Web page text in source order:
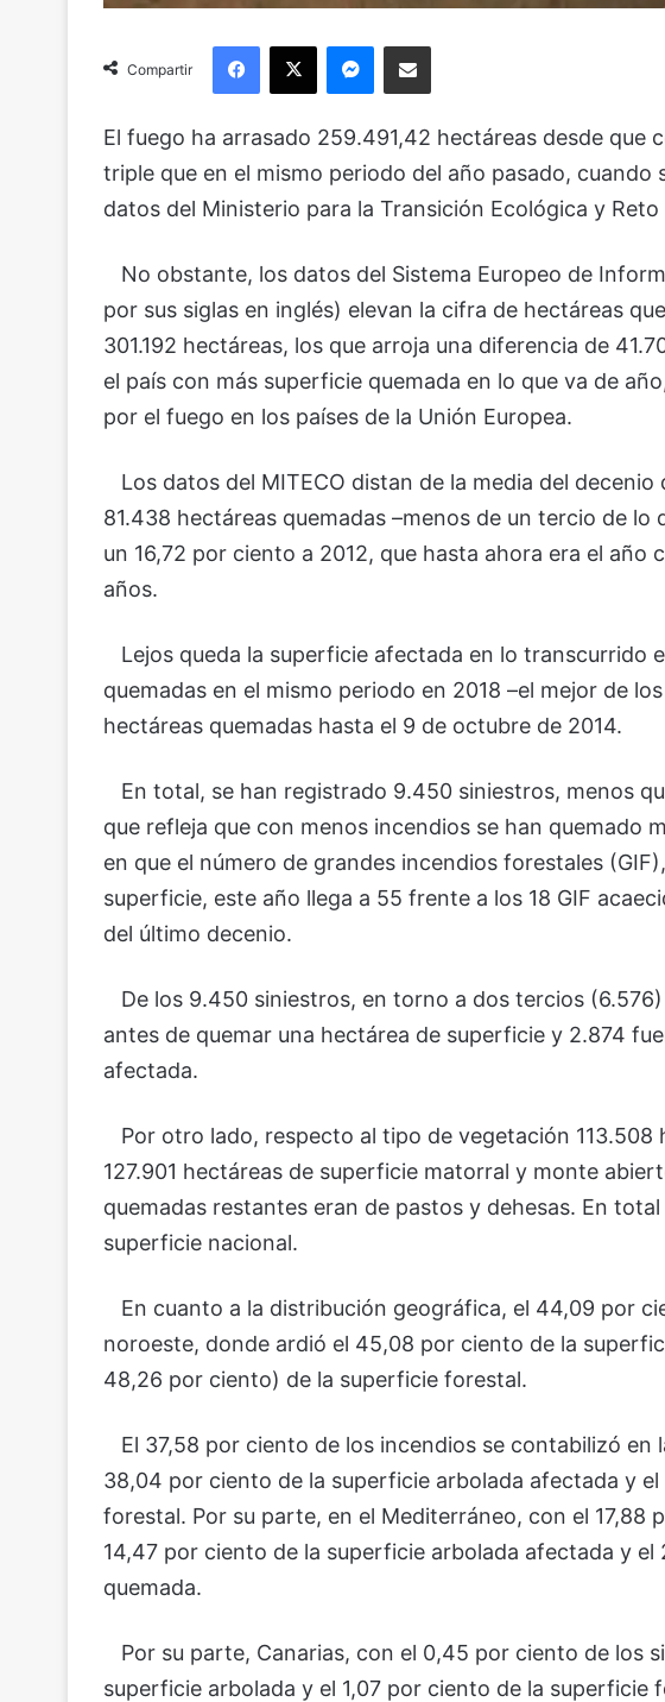
Compartir
Facebook
X Messenger
Compartir via Email
El fuego ha arrasado 259.491,42 hectáreas desde que
triple que en el mismo periodo del año pasado,
datos del Ministerio para la Transición Ecológica y
No obstante, los datos del Sistema Europeo de
por sus siglas en inglés) elevan la cifra de hectáreas
301.192 hectáreas, los que arroja una diferencia de
el país con más superficie quemada en lo que va de
por el fuego en los países de la Unión Europea.
Los datos del MITECO distan de la media del decenio
81.438 hectáreas quemadas –menos de un tercio de lo
un 16,72 por ciento a 2012, que hasta ahora era el año
años.
Lejos queda la superficie afectada en lo transcurrido
quemadas en el mismo periodo en 2018 –el mejor de
hectáreas quemadas hasta el 9 de octubre de 2014.
En total, se han registrado 9.450 siniestros, menos
que refleja que con menos incendios se han quemado
en que el número de grandes incendios forestales
superficie, este año llega a 55 frente a los 18 GIF
del último decenio.
De los 9.450 siniestros, en torno a dos tercios
antes de quemar una hectárea de superficie y 2.874
afectada.
Por otro lado, respecto al tipo de vegetación 113.508
127.901 hectáreas de superficie matorral y monte
quemadas restantes eran de pastos y dehesas. En
superficie nacional.
En cuanto a la distribución geográfica, el 44,09 por
noroeste, donde ardió el 45,08 por ciento de la
48,26 por ciento) de la superficie forestal.
El 37,58 por ciento de los incendios se contabilizó en
38,04 por ciento de la superficie arbolada afectada y
forestal. Por su parte, en el Mediterráneo, con el 17,88
14,47 por ciento de la superficie arbolada afectada y
quemada.
Por su parte, Canarias, con el 0,45 por ciento de los
superficie arbolada y el 1,07 por ciento de la superficie